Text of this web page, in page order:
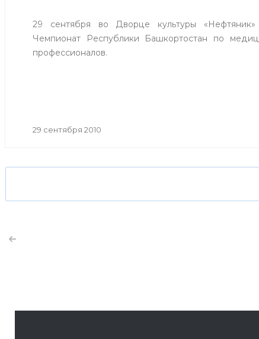
29 сентября во Дворце культуры
Чемпионат Республики Башкортостан по
профессионалов.
29 сентября 2010